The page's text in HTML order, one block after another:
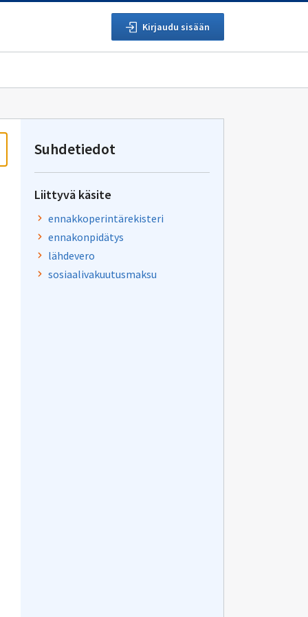
Kirjaudu sisään
Suhdetiedot
Liittyvä käsite
ennakkoperintärekisteri
ennakonpidätys
lähdevero
sosiaalivakuutusmaksu